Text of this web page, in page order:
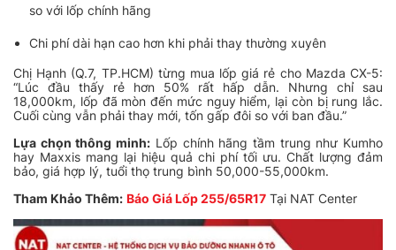
so với lốp chính hãng
Chi phí dài hạn cao hơn khi phải thay thường xuyên
Chị Hạnh (Q.7, TP.HCM) từng mua lốp giá rẻ cho Mazda CX-5:
“Lúc đầu thấy rẻ hơn 50% rất hấp dẫn. Nhưng chỉ sau
18,000km, lốp đã mòn đến mức nguy hiểm, lại còn bị rung lắc.
Cuối cùng vẫn phải thay mới, tốn gấp đôi so với ban đầu.”
Lựa chọn thông minh: Lốp chính hãng tầm trung như Kumho
hay Maxxis mang lại hiệu quả chi phí tối ưu. Chất lượng đảm
bảo, giá hợp lý, tuổi thọ trung bình 50,000-55,000km.
Tham Khảo Thêm: Báo Giá Lốp 255/65R17 Tại NAT Center